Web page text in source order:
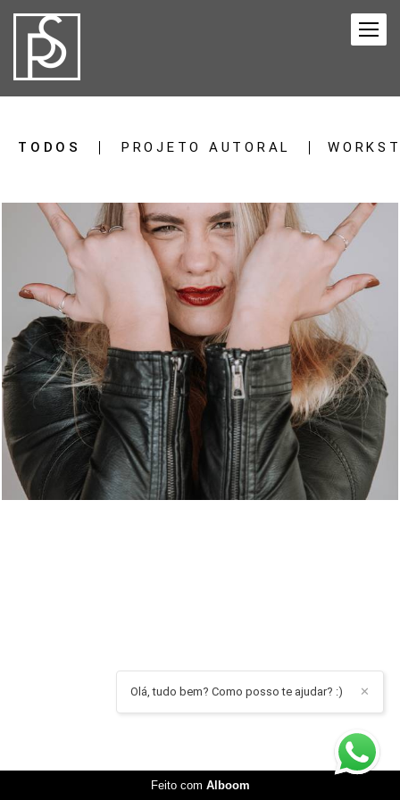
TODOS PROJETO AUTORAL
539 0
✕
Olá, tudo bem? Como posso te ajudar? :)
Feito com Alboom